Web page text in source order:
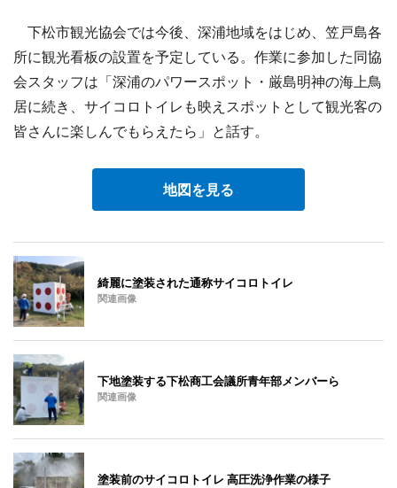
下松市観光協会では今後、深浦地域をはじめ、笠戸島各
所に観光看板の設置を予定している。作業に参加した同協
会スタッフは「深浦のパワースポット・厳島明神の海上鳥
居に続き、サイコロトイレも映えスポットとして観光客の
皆さんに楽しんでもらえたら」と話す。
地図を見る
綺麗に塗装された通称サイコロトイレ
関連画像
下地塗装する下松商工会議所青年部メンバーら
関連画像
塗装前のサイコロトイレ 高圧洗浄作業の様子